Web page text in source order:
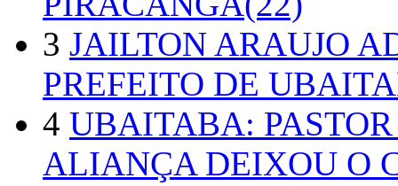
3 JAILTON ARAUJO
PREFEITO DE
4 UBAITABA:
ALIANÇA DEIXOU O